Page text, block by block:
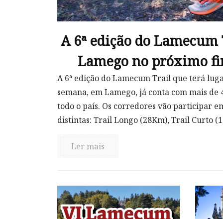
A 6ª edição do
Lamego no próximo
A 6ª edição do Lamecum Trail que terá
semana, em Lamego, já conta com mais
todo o país. Os corredores vão participar
distintas: Trail Longo (28Km), Trail Curto
Ler mais